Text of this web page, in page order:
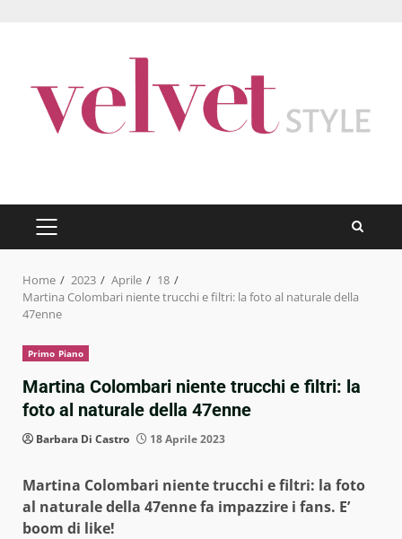
PRIMARY
MENU
Home 2023 Aprile
18
Martina Colombari niente trucchi e filtri: la foto al naturale della
47enne
Primo Piano
Martina Colombari niente trucchi e filtri: la
foto al naturale della 47enne
Barbara Di Castro 18 Aprile 2023
Martina Colombari niente trucchi e filtri: la foto
al naturale della 47enne fa impazzire i fans. E’
boom di like!